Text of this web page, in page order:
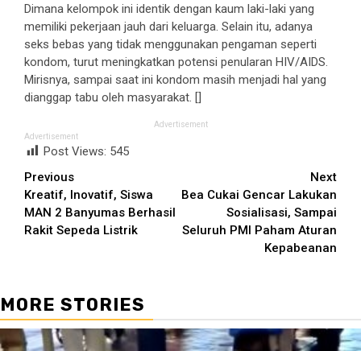
Dimana kelompok ini identik dengan kaum laki-laki yang
memiliki pekerjaan jauh dari keluarga. Selain itu, adanya
seks bebas yang tidak menggunakan pengaman seperti
kondom, turut meningkatkan potensi penularan HIV/AIDS.
Mirisnya, sampai saat ini kondom masih menjadi hal yang
dianggap tabu oleh masyarakat. []
Advertisement
Advertisement
Post Views: 545
Continue
Reading
Previous
Kreatif, Inovatif, Siswa
MAN 2 Banyumas Berhasil
Rakit Sepeda Listrik
Next
Bea Cukai Gencar Lakukan
Sosialisasi, Sampai
Seluruh PMI Paham Aturan
Kepabeanan
MORE STORIES